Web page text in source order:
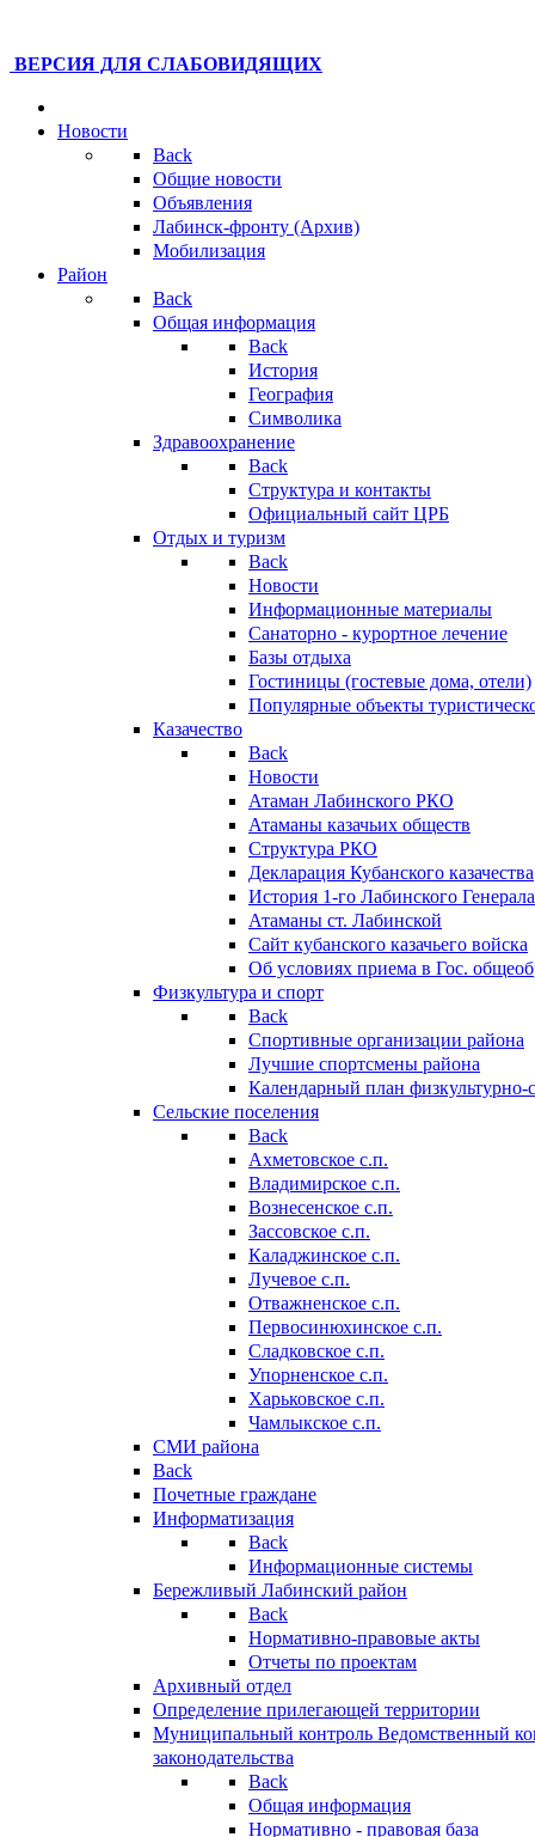
ВЕРСИЯ ДЛЯ СЛАБОВИДЯЩИХ
Новости
Back
Общие новости
Объявления
Лабинск-фронту (Архив)
Мобилизация
Район
Back
Общая информация
Back
История
География
Символика
Здравоохранение
Back
Структура и контакты
Официальный сайт ЦРБ
Отдых и туризм
Back
Новости
Информационные материалы
Санаторно - курортное лечение
Базы отдыха
Гостиницы (гостевые дома, отели)
Популярные объекты
Казачество
Back
Новости
Атаман Лабинского РКО
Атаманы казачьих обществ
Структура РКО
Декларация Кубанского казачества
История 1-го Лабинского
Атаманы ст. Лабинской
Cайт кубанского казачьего войска
Об условиях приема в Гос.
Физкультура и спорт
Back
Спортивные организации района
Лучшие спортсмены района
Календарный план
Сельские поселения
Back
Ахметовское с.п.
Владимирское с.п.
Вознесенское с.п.
Зассовское с.п.
Каладжинское с.п.
Лучевое с.п.
Отважненское с.п.
Первосинюхинское с.п.
Сладковское с.п.
Упорненское с.п.
Харьковское с.п.
Чамлыкское с.п.
СМИ района
Back
Почетные граждане
Информатизация
Back
Информационные системы
Бережливый Лабинский район
Back
Нормативно-правовые акты
Отчеты по проектам
Архивный отдел
Определение прилегающей территории
Муниципальный контроль Ведомственный
законодательства
Back
Общая информация
Нормативно - правовая база